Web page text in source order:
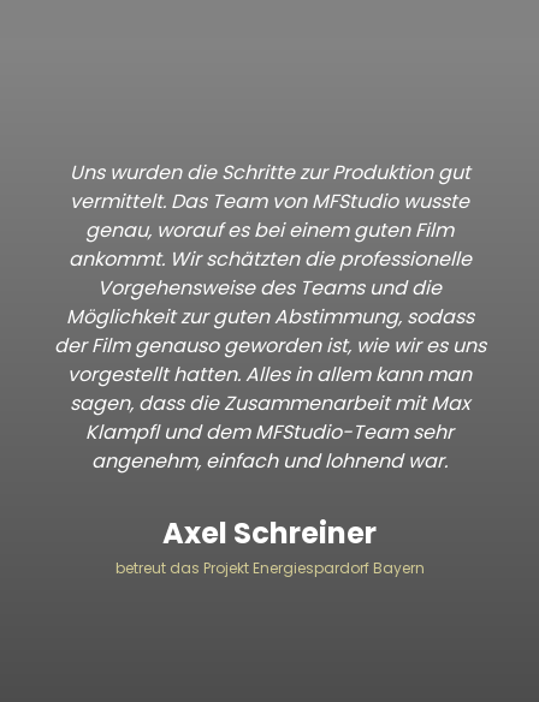
Uns wurden die Schritte zur Produktion gut
vermittelt. Das Team von MFStudio wusste
genau, worauf es bei einem guten Film
ankommt. Wir schätzten die professionelle
Vorgehensweise des Teams und die
Möglichkeit zur guten Abstimmung, sodass
der Film genauso geworden ist, wie wir es uns
vorgestellt hatten. Alles in allem kann man
sagen, dass die Zusammenarbeit mit Max
Klampfl und dem MFStudio-Team sehr
angenehm, einfach und lohnend war.
Axel Schreiner
betreut das Projekt Energiespardorf Bayern